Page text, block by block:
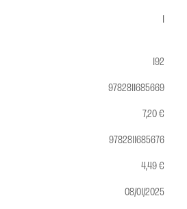
1
192
9782811685669
7,20 €
9782811685676
4,49 €
08/01/2025